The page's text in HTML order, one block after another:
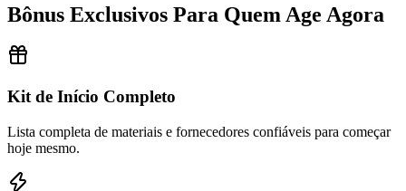
Bônus Exclusivos Para Quem Age Agora
Kit de Início Completo
Lista completa de materiais e fornecedores confiáveis para começar
hoje mesmo.